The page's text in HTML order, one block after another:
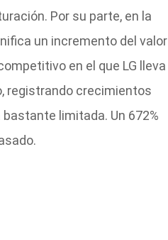
Por su parte, en la
un incremento del valor
en el que LG lleva
registrando crecimientos
limitada. Un 672%